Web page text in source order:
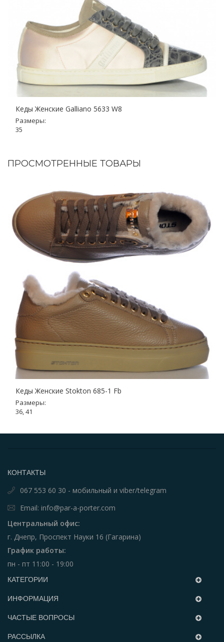
Кеды Женские Galliano 5633 W8
Размеры:
35
ПРОСМОТРЕННЫЕ ТОВАРЫ
Кеды Женские Stokton 685-1 Fb
Размеры:
36, 41
КОНТАКТЫ
067 553 60 30 - мобильный и viber/telegram
Email: info@par-a-porter.com
Центральный офис:
г. Днепр, Проспект Науки 16 (Гагарина)
График работы:
пн - пт 11:00 - 19:00
КАТЕГОРИИ
ИНФОРМАЦИЯ
ЧАСТЫЕ ВОПРОСЫ
РАССЫЛКА